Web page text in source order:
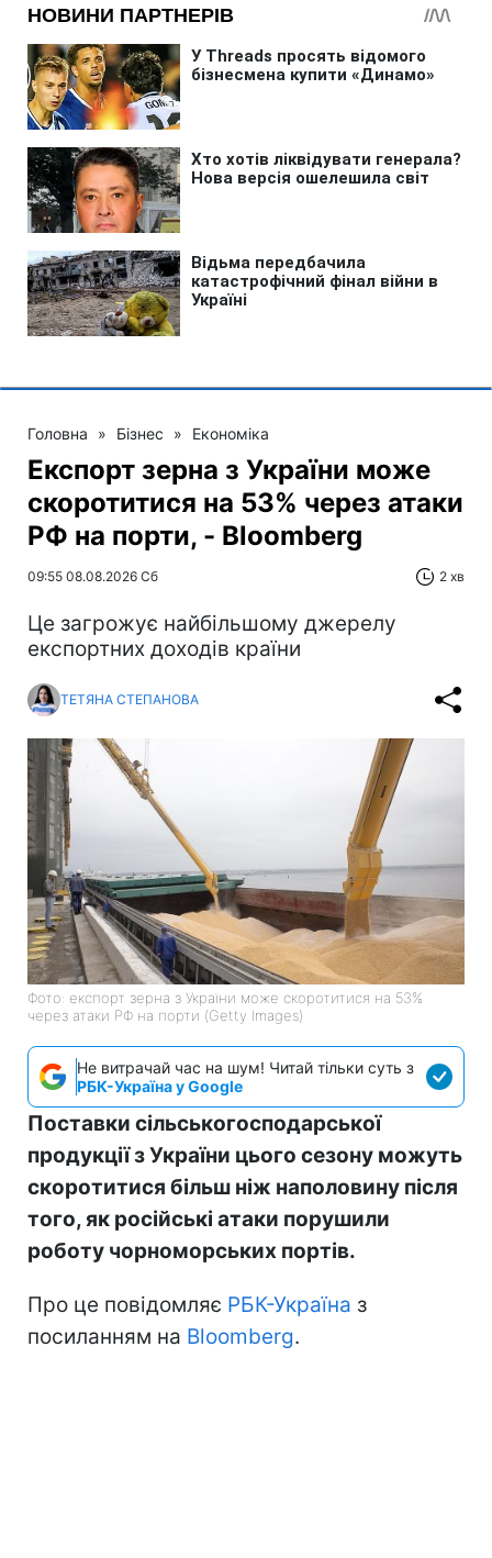
Головна » Бізнес » Економіка
Експорт зерна з України може
скоротитися на 53% через атаки
РФ на порти, - Bloomberg
09:55 08.08.2026 Сб 2 хв
Це загрожує найбільшому джерелу
експортних доходів країни
ТЕТЯНА СТЕПАНОВА
Фото: експорт зерна з України може скоротитися на 53%
через атаки РФ на порти (Getty Images)
Не витрачай час на шум! Читай тільки суть з
РБК-Україна у Google
Поставки сільськогосподарської
продукції з України цього сезону можуть
скоротитися більш ніж наполовину після
того, як російські атаки порушили
роботу чорноморських портів.
Про це повідомляє РБК-Україна з
посиланням на Bloomberg.